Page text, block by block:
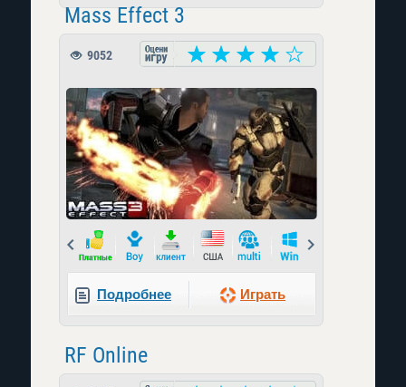
Mass Effect 3
9052
Prev
Подробнее Играть
RF Online